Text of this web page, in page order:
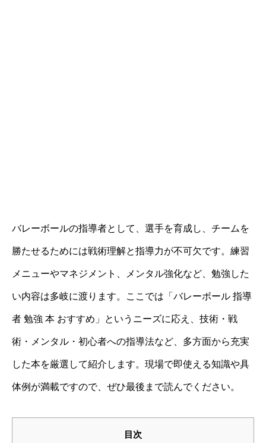
バレーボールの指導者として、選手を育成し、チームを
勝たせるためには戦術理解と指導力が不可欠です。練習
メニューやマネジメント、メンタル強化など、勉強した
い内容は多岐に渡ります。ここでは「バレーボール 指導
者 勉強 本 おすすめ」というニーズに応え、技術・戦
術・メンタル・初心者への指導法など、多方面から充実
した本を厳選して紹介します。現場で即使える知識や具
体例が満載ですので、ぜひ最後まで読んでください。
目次